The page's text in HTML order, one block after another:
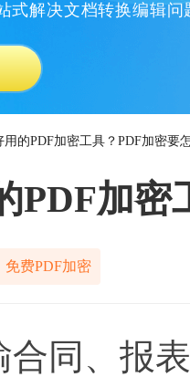
式解决文档转换编辑问
用的PDF加密工具？PDF加密要
PDF加密
免费PDF加密
同、报